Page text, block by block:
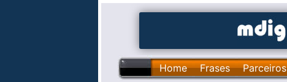
Home Frases Parceiros